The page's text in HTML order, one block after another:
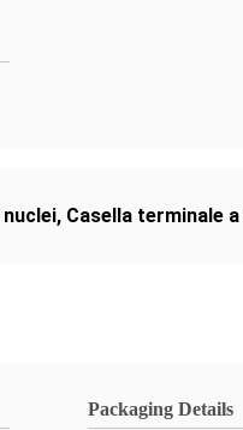
, Casella terminale
Packaging Details